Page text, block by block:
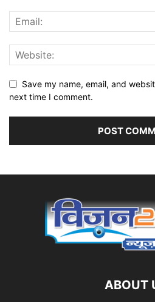
Save my name, email, and
next time I comment.
ABOUT